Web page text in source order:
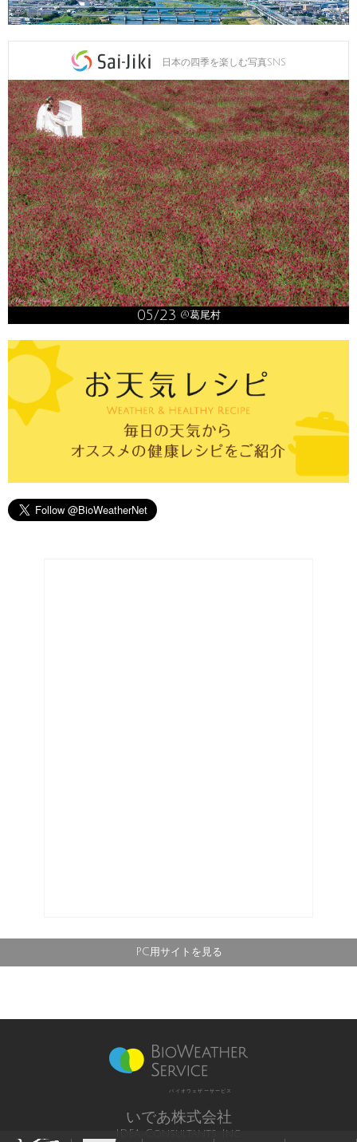
日本の四季を楽しむ写真SNS
05/23 @葛尾村
PC用サイトを見る
バイオウェザーサービス
いであ株式会社
IDEA Consultants, Inc.